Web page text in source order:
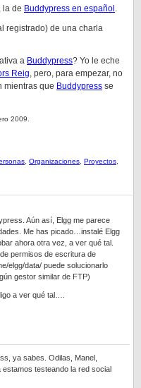
la de Buddypress en español .
registrado) de una charla
a Buddypress? Yo le eche
Reig, pero, para empezar, no
mientras que Buddypress se
2009.
Organizaciones Proyectos
Aún así, Elgg me parece
Me has picado…instalé Elgg
ahora otra vez, a ver qué tal.
permisos de escritura de
elgg/data/ puede solucionarlo
gestor similar de FTP)
a ver qué tal….
ya sabes. Odilas, Manel,
testeando la red social